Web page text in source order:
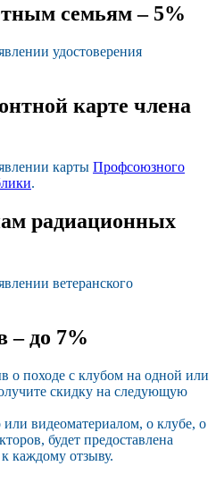
семьям – 5%
удостоверения
карте члена
карты Профсоюзного
.
радиационных
ветеранского
– до 7%
о походе с клубом на одной или
скидку на следующую
видеоматериалом, о клубе, о
будет предоставлена
каждому отзыву.